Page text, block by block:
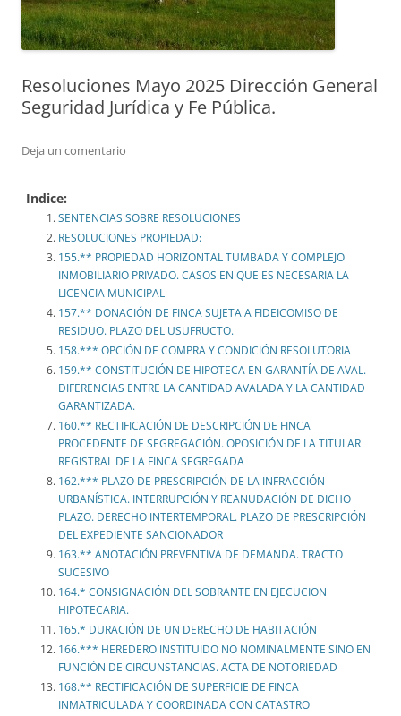
Resoluciones Mayo 2025 Dirección General
Seguridad Jurídica y Fe Pública.
Deja un comentario
Indice:
SENTENCIAS SOBRE RESOLUCIONES
RESOLUCIONES PROPIEDAD:
155.** PROPIEDAD HORIZONTAL TUMBADA Y COMPLEJO
INMOBILIARIO PRIVADO. CASOS EN QUE ES NECESARIA LA
LICENCIA MUNICIPAL
157.** DONACIÓN DE FINCA SUJETA A FIDEICOMISO DE
RESIDUO. PLAZO DEL USUFRUCTO.
158.*** OPCIÓN DE COMPRA Y CONDICIÓN RESOLUTORIA
159.** CONSTITUCIÓN DE HIPOTECA EN GARANTÍA DE AVAL.
DIFERENCIAS ENTRE LA CANTIDAD AVALADA Y LA CANTIDAD
GARANTIZADA.
160.** RECTIFICACIÓN DE DESCRIPCIÓN DE FINCA
PROCEDENTE DE SEGREGACIÓN. OPOSICIÓN DE LA TITULAR
REGISTRAL DE LA FINCA SEGREGADA
162.*** PLAZO DE PRESCRIPCIÓN DE LA INFRACCIÓN
URBANÍSTICA. INTERRUPCIÓN Y REANUDACIÓN DE DICHO
PLAZO. DERECHO INTERTEMPORAL. PLAZO DE PRESCRIPCIÓN
DEL EXPEDIENTE SANCIONADOR
163.** ANOTACIÓN PREVENTIVA DE DEMANDA. TRACTO
SUCESIVO
164.* CONSIGNACIÓN DEL SOBRANTE EN EJECUCION
HIPOTECARIA.
165.* DURACIÓN DE UN DERECHO DE HABITACIÓN
166.*** HEREDERO INSTITUIDO NO NOMINALMENTE SINO EN
FUNCIÓN DE CIRCUNSTANCIAS. ACTA DE NOTORIEDAD
168.** RECTIFICACIÓN DE SUPERFICIE DE FINCA
INMATRICULADA Y COORDINADA CON CATASTRO